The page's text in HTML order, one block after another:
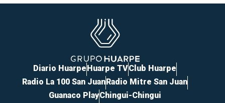
Diario HuarpeHuarpe TVClub Huarpe
Radio La 100 San JuanRadio Mitre San Juan
Guanaco PlayChingui-Chingui